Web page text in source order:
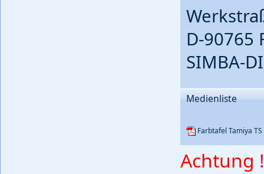
D-90765
SIMBA-
Medienliste
Farbtafel Tamiya TS
Achtung